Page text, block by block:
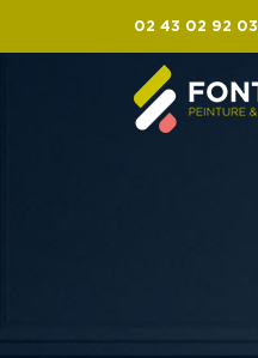
02 43 02 92 03